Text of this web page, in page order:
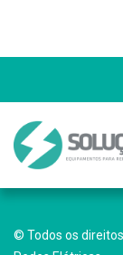
© Todos os